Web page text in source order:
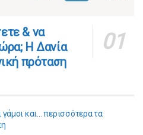
& να
Η Δανία
πρόταση
γάμοι και… περισσότερα τα